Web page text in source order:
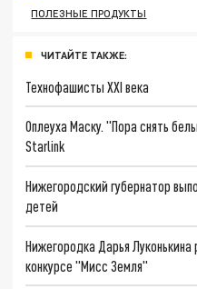
ПОЛЕЗНЫЕ ПРОДУКТЫ
ЧИТАЙТЕ ТАКЖЕ:
Технофашисты XXI века
Оплеуха Маску. "Пора снять
Starlink
Нижегородский губернатор
детей
Нижегородка Дарья
конкурсе "Мисс Земля"